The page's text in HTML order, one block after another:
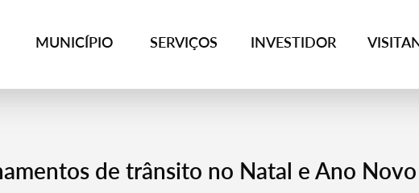
MUNICÍPIO SERVIÇOS INVESTIDOR
de trânsito no Natal e Ano Novo